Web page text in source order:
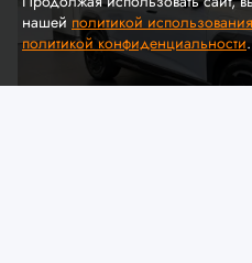
нашей политикой
политикой конфиденциальности.